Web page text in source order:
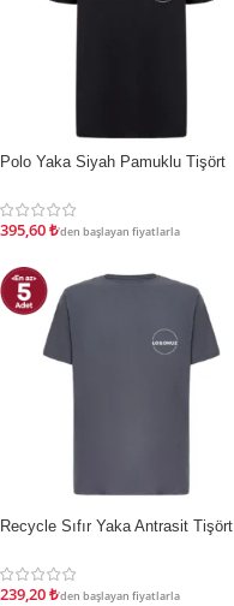
İNDIRIM
Polo Yaka Siyah Pamuklu Tişört
395,60₺'den başlayan fiyatlarla
İNDIRIM
Recycle Sıfır Yaka Antrasit Tişört
239,20₺'den başlayan fiyatlarla